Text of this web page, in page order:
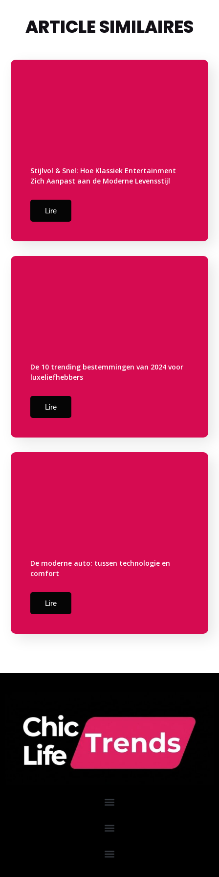
ARTICLE SIMILAIRES
Stijlvol & Snel: Hoe Klassiek Entertainment
Zich Aanpast aan de Moderne Levensstijl
Lire
De 10 trending bestemmingen van 2024 voor
luxeliefhebbers
Lire
De moderne auto: tussen technologie en
comfort
Lire